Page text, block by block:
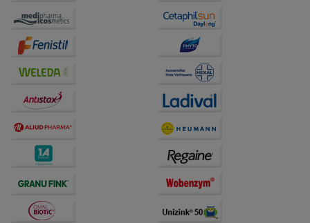
auf unserer Website aber auch die Werbung auf
Drittseiten möglichst relevant für Sie zu gestalten.
Bitte beachten Sie, dass Daten hierfür teilweise an
Dritte wie z.B. Google oder soziale Medien
übertragen werden.